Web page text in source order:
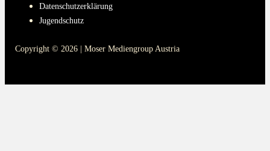
Datenschutzerklärung
Jugendschutz
Copyright © 2026 | Moser Mediengroup Austria